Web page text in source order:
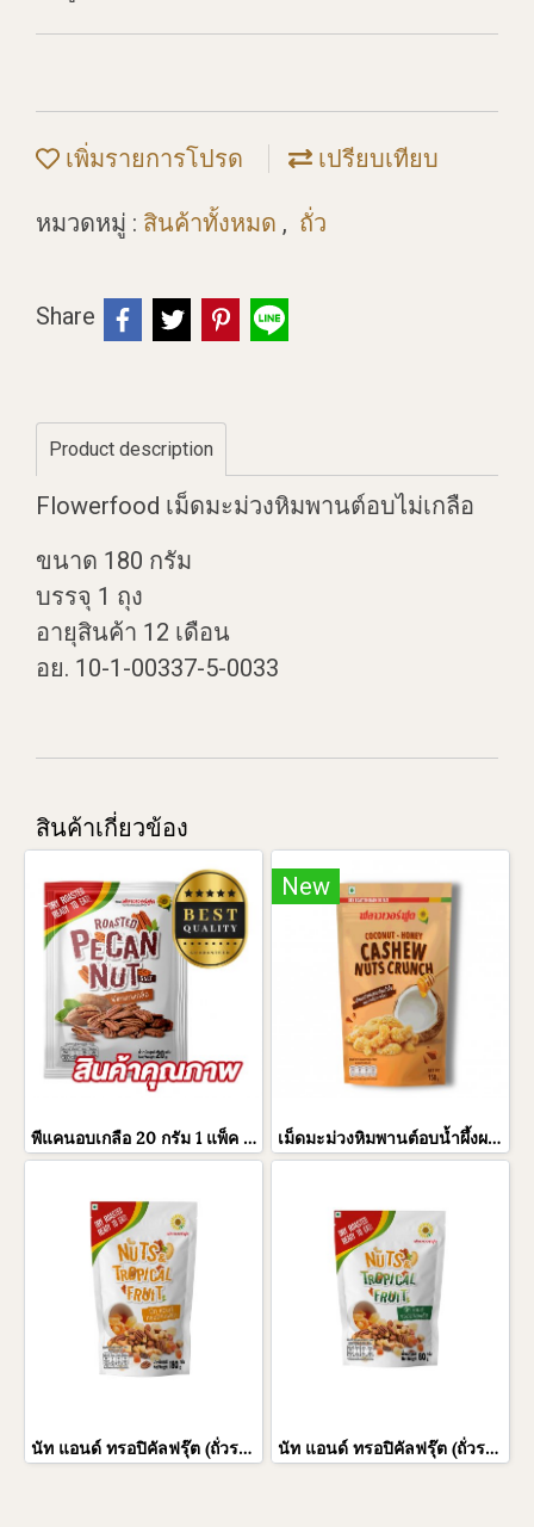
เพิ่มรายการโปรด เปรียบเทียบ
หมวดหมู่ : สินค้าทั้งหมด , ถั่ว
Share
Product description
Flowerfood เม็ดมะม่วงหิมพานต์อบไม่เกลือ
ขนาด 180 กรัม
บรรจุ 1 ถุง
อายุสินค้า 12 เดือน
อย. 10-1-00337-5-0033
สินค้าเกี่ยวข้อง
พีแคนอบเกลือ 20 กรัม 1 แพ็ค 5 ซอง
New
เม็ดมะม่วงหิมพานต์อบน้ำผึ้งผสมเกล็ดมะพร้าว 150 กรัม(Coconut-Honey Cashew Nut Crunch 150 g.)
นัท แอนด์ ทรอปิคัลฟรุ๊ต (ถั่วรวมผสมผลไม้อบแห้ง) 180 กรัม 1 ถุง นัท แอนด์ ทรอปิคัลฟรุ๊ต (ถั่วรวมผสมผลไม้อบแห้ง) 80 กรัม 1 ถุง